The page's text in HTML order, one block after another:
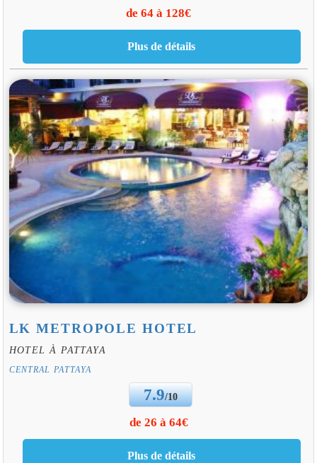
de 64 à 128€
LK METROPOLE HOTEL
HOTEL À PATTAYA
CENTRAL PATTAYA
7.9/10
de 26 à 64€